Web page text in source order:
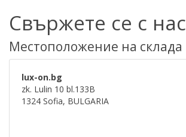
Свържете се с нас
Местоположениe на склада
lux-on.bg
zk. Lulin 10 bl.133B
1324 Sofia, BULGARIA